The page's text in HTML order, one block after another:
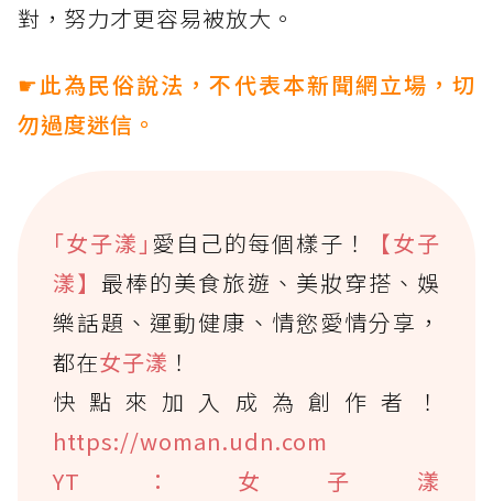
對，努力才更容易被放大。
☛此為民俗說法，不代表本新聞網立場，切
勿過度迷信。
｢女子漾｣ 愛自己的每個樣子！
【女子
漾】最棒的美食旅遊、美妝穿搭、娛
樂話題、運動健康、情慾愛情分享，
都在女子漾 ！
快點來加入成為創作者！
https://woman.udn.com
YT：女子漾